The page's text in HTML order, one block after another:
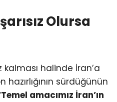
Olursa
halinde İran’a
sürdüğünün
amacımız İran’ın